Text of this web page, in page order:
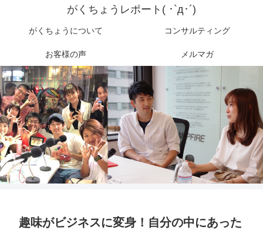
がくちょうレポート( ･`д･´)
がくちょうについて コンサルティング
お客様の声 メルマガ
趣味がビジネスに変身！自分の中にあった